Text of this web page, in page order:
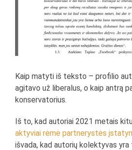
Kaip matyti iš teksto – profilio
agitavo už liberalus, o kaip antrą
konservatorius.
Iš to, kad autoriai 2021 metais
aktyviai rėmė partnerystės
išvada, kad autorių kolektyvas yra